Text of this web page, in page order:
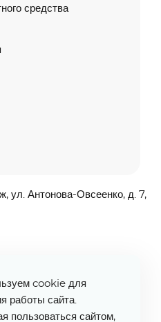
средства
ул. Антонова-Овсеенко, д. 7,
cookie для
работы сайта.
пользоваться сайтом,